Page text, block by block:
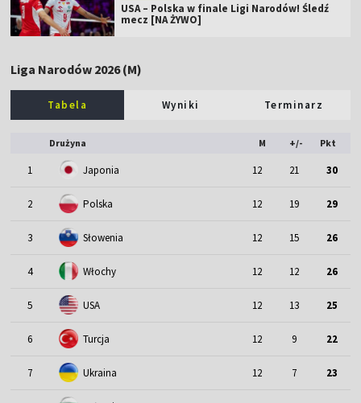
USA – Polska w finale Ligi Narodów! Śledź
mecz [NA ŻYWO]
Liga Narodów 2026 (M)
Tabela Wyniki Terminarz
Drużyna M +/- Pkt
1 Japonia 12 21 30
2 Polska 12 19 29
3 Słowenia 12 15 26
4 Włochy 12 12 26
5 USA 12 13 25
6 Turcja 12 9 22
7 Ukraina 12 7 23